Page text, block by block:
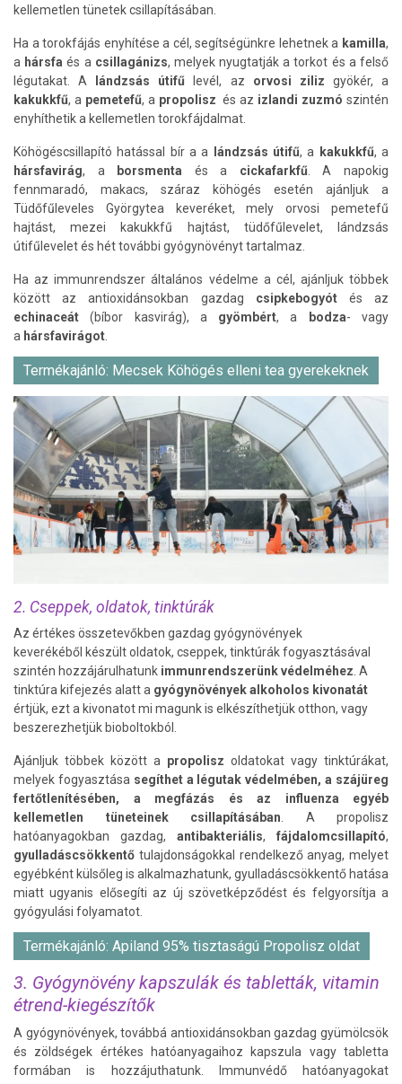
kellemetlen tünetek csillapításában.
Ha a torokfájás enyhítése a cél, segítségünkre lehetnek a kamilla,
a hársfaés a csillagánizs, melyek nyugtatják a torkot és a felső
légutakat. A
lándzsás útifű levél, az orvosi ziliz gyökér, a
kakukkfű, a pemetefű, a propoliszés az izlandi zuzmószintén
enyhíthetik a kellemetlen torokfájdalmat.
Köhögéscsillapító hatással bír a a lándzsás útifű, a kakukkfű, a
hársfavirág, a borsmenta és a cickafarkfű. A napokig
fennmaradó, makacs, száraz köhögés esetén ajánljuk a
Tüdőfűleveles Györgytea keveréket, mely orvosi pemetefű
hajtást, mezei kakukkfű hajtást, tüdőfűlevelet, lándzsás
útifűlevelet és hét további gyógynövényt tartalmaz.
Ha az immunrendszer általános védelme a cél, ajánljuk többek
között az antioxidánsokban gazdag csipkebogyót és az
echinaceát(bíbor kasvirág), a gyömbért, a bodza- vagy
a hársfavirágot
Termékajánló: Mecsek Köhögés elleni tea gyerekeknek
2. Cseppek, oldatok, tinktúrák
Az értékes összetevőkben gazdag gyógynövények
keverékéből készült oldatok, cseppek, tinktúrák fogyasztásával
szintén hozzájárulhatunk immunrendszerünk védelméhez . A
tinktúra kifejezés alatt a gyógynövények alkoholos kivonatát
értjük, ezt a kivonatot mi magunk is elkészíthetjük otthon, vagy
beszerezhetjük bioboltokból.
Ajánljuk többek között a propolisz oldatokat vagy tinktúrákat,
melyek fogyasztása segíthet a légutak védelmében, a szájüreg
fertőtlenítésében, a megfázás és az influenza egyéb
kellemetlen tüneteinek csillapításában . A propolisz
hatóanyagokban gazdag, antibakteriális, fájdalomcsillapító,
gyulladáscsökkentő tulajdonságokkal rendelkező anyag, melyet
egyébként külsőleg is alkalmazhatunk, gyulladáscsökkentő hatása
miatt ugyanis elősegíti az új szövetképződést és felgyorsítja a
gyógyulási folyamatot.
Termékajánló: Apiland 95% tisztaságú Propolisz oldat
3. Gyógynövény kapszulák és tabletták, vitamin
étrend-kiegészítők
A gyógynövények, továbbá antioxidánsokban gazdag gyümölcsök
és zöldségek értékes hatóanyagaihoz kapszula vagy tabletta
formában is hozzájuthatunk. Immunvédő hatóanyagokat